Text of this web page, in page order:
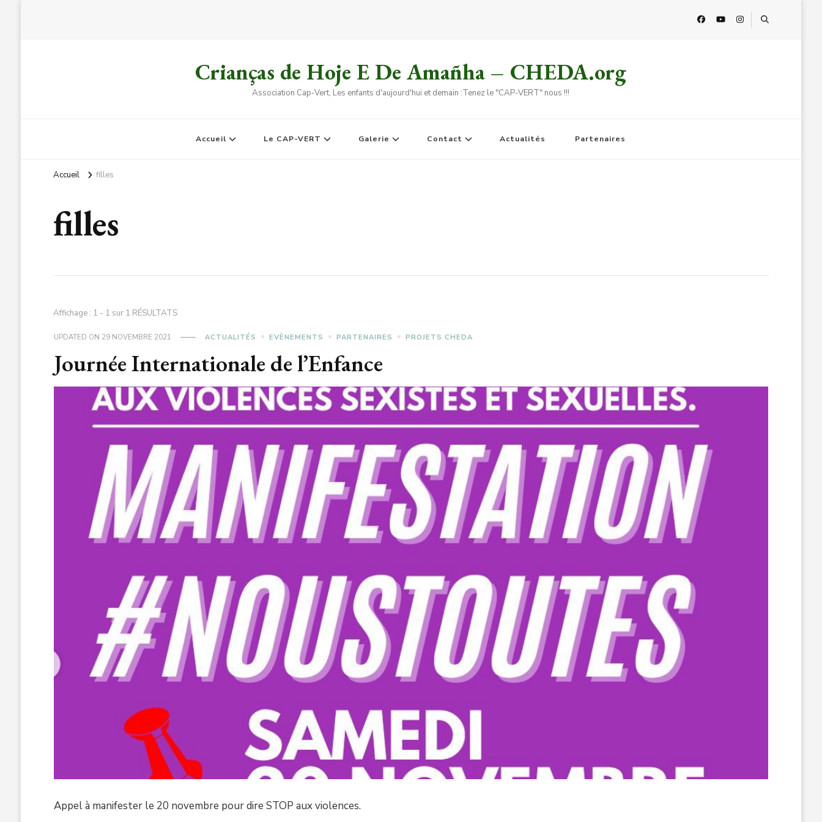
Crianças de Hoje E De Amañha – CHEDA.org
Association Cap-Vert, Les enfants d'aujourd'hui et demain :Tenez le "CAP-VERT" nous !!!
Accueil Le CAP-VERT Galerie Contact Actualités Partenaires
Accueil filles
filles
Affichage : 1 - 1 sur 1 RÉSULTATS
UPDATED ON 29 NOVEMBRE 2021 ACTUALITÉS EVÈNEMENTS PARTENAIRES PROJETS CHEDA
Journée Internationale de l’Enfance
Appel à manifester le 20 novembre pour dire STOP aux violences.